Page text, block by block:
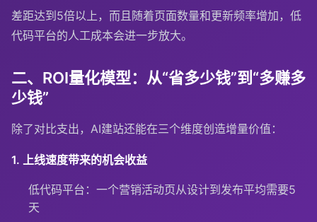
差距达到5倍以上，而且随着页面数量和更新频率增加，低
代码平台的人工成本会进一步放大。
二、ROI量化模型：从“省多少钱”到“多赚多
少钱”
除了对比支出，AI建站还能在三个维度创造增量价值：
1. 上线速度带来的机会收益
低代码平台：一个营销活动页从设计到发布平均需要5
天